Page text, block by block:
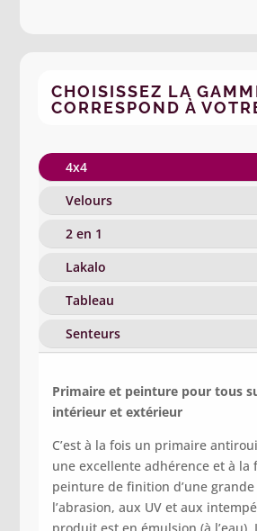
CHOISISSEZ LA
CORRESPOND À
4x4
Velours
2 en 1
Lakalo
Tableau
Senteurs
Primaire et peinture pour tous
intérieur et extérieur
C’est à la fois un primaire
une excellente adhérence et à la
peinture de finition d’une grande
l’abrasion, aux UV et aux